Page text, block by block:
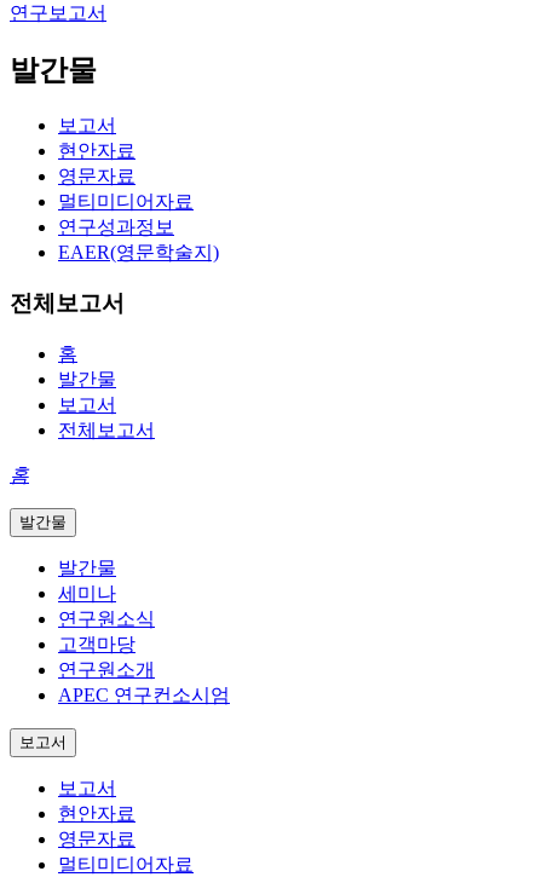
연구보고서
발간물
보고서
현안자료
영문자료
멀티미디어자료
연구성과정보
EAER(영문학술지)
전체보고서
홈
발간물
보고서
전체보고서
홈
발간물
발간물
세미나
연구원소식
고객마당
연구원소개
APEC 연구컨소시엄
보고서
보고서
현안자료
영문자료
멀티미디어자료